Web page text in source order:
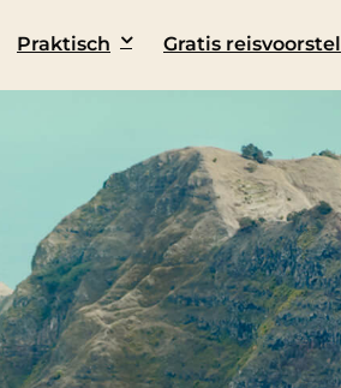
Praktisch Gratis reisvoorstel